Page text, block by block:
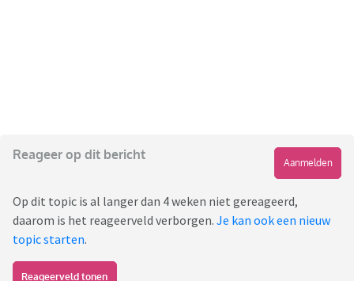
Reageer op dit bericht
Aanmelden
Op dit topic is al langer dan 4 weken niet gereageerd,
daarom is het reageerveld verborgen. Je kan ook een nieuw
topic starten.
Reageerveld tonen